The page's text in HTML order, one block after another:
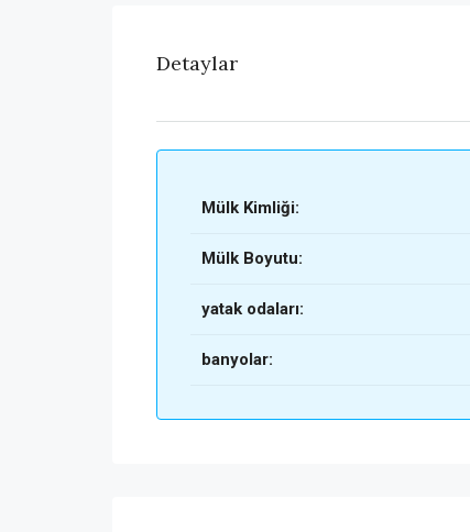
Detaylar
Mülk Kimliği:
Mülk Boyutu:
yatak odaları:
banyolar: